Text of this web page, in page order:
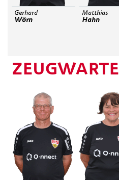
Gerhard
Wörn
Matthias
Hahn
ZEUGWARTE